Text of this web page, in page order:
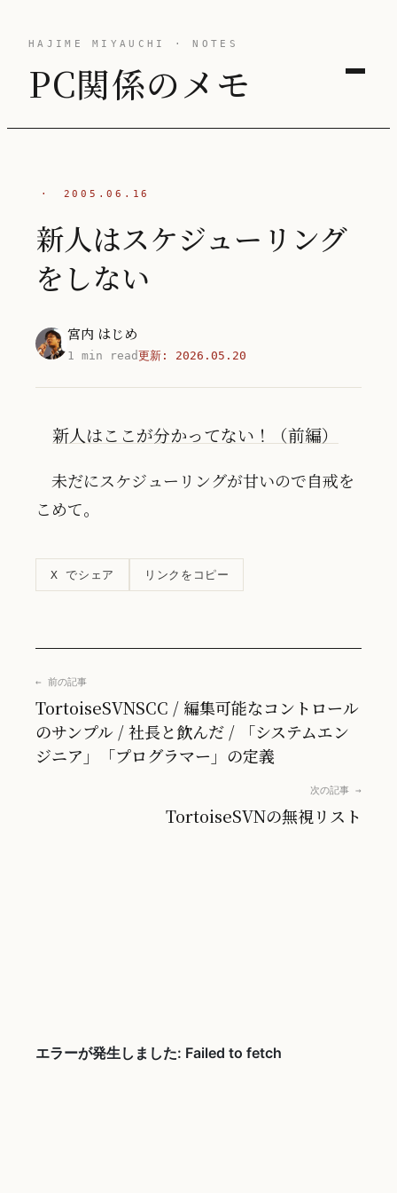
HAJIME MIYAUCHI · NOTES
PC関係のメモ
· 2005.06.16
新人はスケジューリング
をしない
宮内 はじめ
1 min read更新: 2026.05.20
新人はここが分かってない！（前編）
未だにスケジューリングが甘いので自戒を
こめて。
X でシェア リンクをコピー
← 前の記事
TortoiseSVNSCC / 編集可能なコントロール
のサンプル / 社長と飲んだ / 「システムエン
ジニア」「プログラマー」の定義
次の記事 →
TortoiseSVNの無視リスト